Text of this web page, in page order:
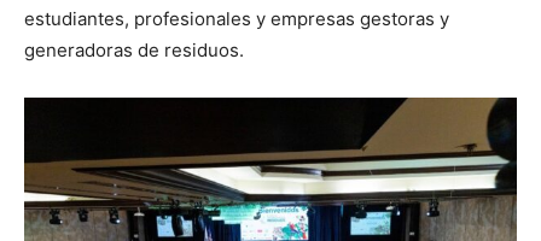
estudiantes, profesionales y empresas gestoras y
generadoras de residuos.